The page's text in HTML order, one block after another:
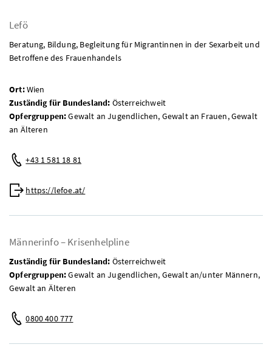
Lefö
Beratung, Bildung, Begleitung für Migrantinnen in der Sexarbeit und
Betroffene des Frauenhandels
Ort:Wien
Zuständig für Bundesland: Österreichweit
Opfergruppen:Gewalt an Jugendlichen, Gewalt an Frauen, Gewalt
an Älteren
Telefon:
+43 1 581 18 81
Web:
https://lefoe.at/
Männerinfo – Krisenhelpline
Zuständig für Bundesland: Österreichweit
Opfergruppen:Gewalt an Jugendlichen, Gewalt an/unter Männern,
Gewalt an Älteren
Telefon:
0800 400 777